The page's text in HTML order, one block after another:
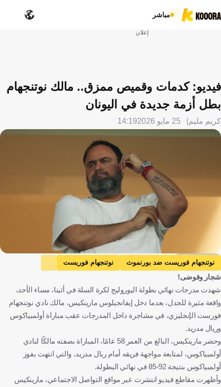
مباشر
إعلان
فيديو: كدمات وقميص ممزق.. مالك نوتنجهام
بطل أزمة جديدة في اليونان
كريم مليم 25 مايو 2026 14:19
Getty Images
نوتنجهام فوريست ضد بورنموث
نوتنجهام فوريست
بورنموث
الأردن
العراق كرة قدم
شجار وفوضى!
شهدت مدرجات نهائي بطولة اليوروليج لكرة السلة في أثينا، مساء الأحد،
واقعة مثيرة للجدل، بعدما دخل إيفانجيلوس مارينكيس، مالك نادي نوتنجهام
فورست الإنجليزي، في مشاجرة داخل المدرجات عقب مباراة أولمبياكوس
وريال مدريد.
وحضر مارينكيس، البالغ من العمر 58 عامًا، المباراة بصفته مالكًا لنادي
أولمبياكوس، لمتابعة مواجهة فريقه أمام ريال مدريد، والتي انتهت بفوز
أولمبياكوس بنتيجة 92-85 في نهائي البطولة.
وأظهرت مقاطع فيديو انتشرت عبر مواقع التواصل الاجتماعي، مارينكيس